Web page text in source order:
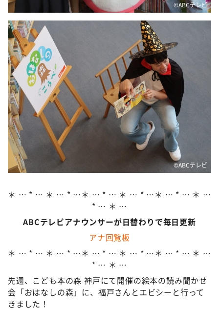
新婚さんいらっしゃい！
ポツンと一軒家
ザキ山小屋本館
ぺこぱのまるスポ
アナ回覧板
©️ABCテレビ
©️ABCテレビ
＊ … * … ＊ … * …＊ … * … ＊ … * …＊ … * … ＊ …
* … ＊ …
ABCテレビアナウンサーが日替わりで毎日更新
アナ回覧板
＊ … * … ＊ … * …＊ … * … ＊ … * …＊ … * … ＊ …
* … ＊ …
先週、こども本の森 神戸にて開催の絵本の読み聞かせ
会「おはなしの森」に、福戸さんとエビシーと行って
きました！